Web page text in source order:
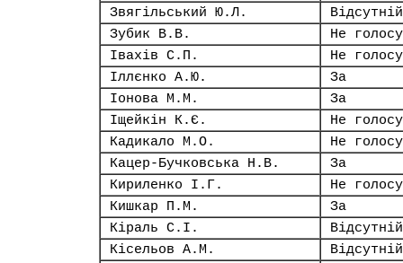
Звягільський Ю.Л.
Відсутній
Зубик В.В.
Не
Івахів С.П.
Не
Іллєнко А.Ю.
За
Іонова М.М.
За
Іщейкін К.Є.
Не
Кадикало М.О.
Не
Кацер-Бучковська Н.В.
За
Кириленко І.Г.
Не
Кишкар П.М.
За
Кіраль С.І.
Відсутній
Кісельов А.М.
Відсутній